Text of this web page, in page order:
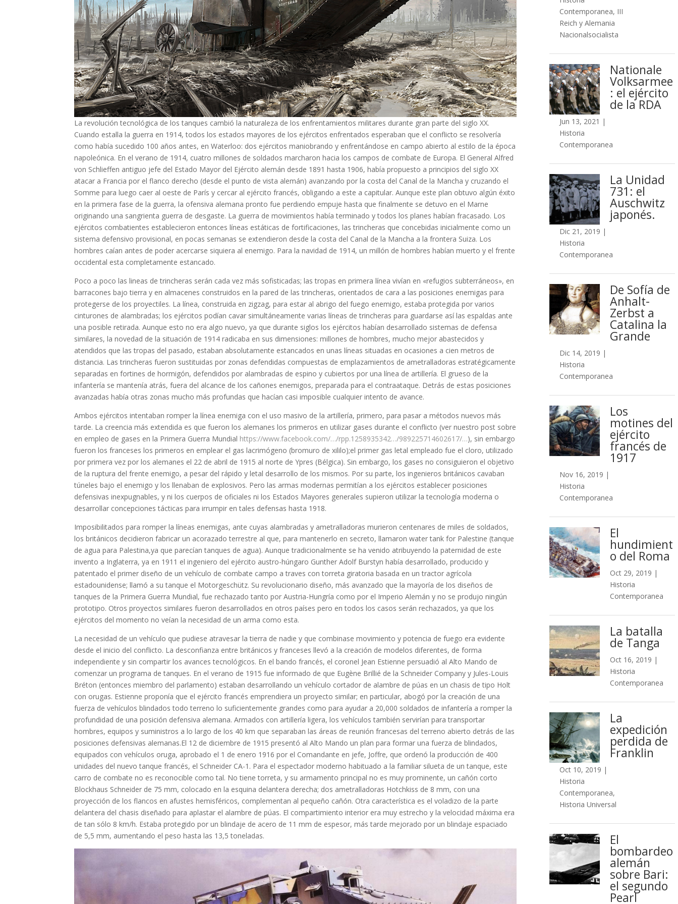
La revolución tecnológica de los tanques cambió la naturaleza de los enfrentamientos militares durante gran parte del siglo XX.
Cuando estalla la guerra en 1914, todos los estados mayores de los ejércitos enfrentados esperaban que el conflicto se resolvería
como había sucedido 100 años antes, en Waterloo: dos ejércitos maniobrando y enfrentándose en campo abierto al estilo de la época
napoleónica. En el verano de 1914, cuatro millones de soldados marcharon hacia los campos de combate de Europa. El General Alfred
von Schlieffen antiguo jefe del Estado Mayor del Ejército alemán desde 1891 hasta 1906, había propuesto a principios del siglo XX
atacar a Francia por el flanco derecho (desde el punto de vista alemán) avanzando por la costa del Canal de la Mancha y cruzando el
Somme para luego caer al oeste de París y cercar al ejército francés, obligando a este a capitular. Aunque este plan obtuvo algún éxito
en la primera fase de la guerra, la ofensiva alemana pronto fue perdiendo empuje hasta que finalmente se detuvo en el Marne
originando una sangrienta guerra de desgaste. La guerra de movimientos había terminado y todos los planes habían fracasado. Los
ejércitos combatientes establecieron entonces líneas estáticas de fortificaciones, las trincheras que concebidas inicialmente como un
sistema defensivo provisional, en pocas semanas se extendieron desde la costa del Canal de la Mancha a la frontera Suiza. Los
hombres caían antes de poder acercarse siquiera al enemigo. Para la navidad de 1914, un millón de hombres habían muerto y el frente
occidental esta completamente estancado.
Poco a poco las lineas de trincheras serán cada vez más sofisticadas; las tropas en primera línea vivían en «refugios subterráneos», en
barracones bajo tierra y en almacenes construidos en la pared de las trincheras, orientados de cara a las posiciones enemigas para
protegerse de los proyectiles. La línea, construida en zigzag, para estar al abrigo del fuego enemigo, estaba protegida por varios
cinturones de alambradas; los ejércitos podían cavar simultáneamente varias líneas de trincheras para guardarse así las espaldas ante
una posible retirada. Aunque esto no era algo nuevo, ya que durante siglos los ejércitos habían desarrollado sistemas de defensa
similares, la novedad de la situación de 1914 radicaba en sus dimensiones: millones de hombres, mucho mejor abastecidos y
atendidos que las tropas del pasado, estaban absolutamente estancados en unas líneas situadas en ocasiones a cien metros de
distancia. Las trincheras fueron sustituidas por zonas defendidas compuestas de emplazamientos de ametralladoras estratégicamente
separadas en fortines de hormigón, defendidos por alambradas de espino y cubiertos por una línea de artillería. El grueso de la
infantería se mantenía atrás, fuera del alcance de los cañones enemigos, preparada para el contraataque. Detrás de estas posiciones
avanzadas había otras zonas mucho más profundas que hacían casi imposible cualquier intento de avance.
Ambos ejércitos intentaban romper la línea enemiga con el uso masivo de la artillería, primero, para pasar a métodos nuevos más
tarde. La creencia más extendida es que fueron los alemanes los primeros en utilizar gases durante el conflicto (ver nuestro post sobre
en empleo de gases en la Primera Guerra Mundial https://www.facebook.com/…/rpp.1258935342…/989225714602617/…), sin embargo
fueron los franceses los primeros en emplear el gas lacrimógeno (bromuro de xililo);el primer gas letal empleado fue el cloro, utilizado
por primera vez por los alemanes el 22 de abril de 1915 al norte de Ypres (Bélgica). Sin embargo, los gases no consiguieron el objetivo
de la ruptura del frente enemigo, a pesar del rápido y letal desarrollo de los mismos. Por su parte, los ingenieros británicos cavaban
túneles bajo el enemigo y los llenaban de explosivos. Pero las armas modernas permitían a los ejércitos establecer posiciones
defensivas inexpugnables, y ni los cuerpos de oficiales ni los Estados Mayores generales supieron utilizar la tecnología moderna o
desarrollar concepciones tácticas para irrumpir en tales defensas hasta 1918.
Imposibilitados para romper la líneas enemigas, ante cuyas alambradas y ametralladoras murieron centenares de miles de soldados,
los británicos decidieron fabricar un acorazado terrestre al que, para mantenerlo en secreto, llamaron water tank for Palestine (tanque
de agua para Palestina,ya que parecían tanques de agua). Aunque tradicionalmente se ha venido atribuyendo la paternidad de este
invento a Inglaterra, ya en 1911 el ingeniero del ejército austro-húngaro Gunther Adolf Burstyn había desarrollado, producido y
patentado el primer diseño de un vehículo de combate campo a traves con torreta giratoria basada en un tractor agrícola
estadounidense; llamó a su tanque el Motorgeschütz. Su revolucionario diseño, más avanzado que la mayoría de los diseños de
tanques de la Primera Guerra Mundial, fue rechazado tanto por Austria-Hungría como por el Imperio Alemán y no se produjo ningún
prototipo. Otros proyectos similares fueron desarrollados en otros países pero en todos los casos serán rechazados, ya que los
ejércitos del momento no veían la necesidad de un arma como esta.
La necesidad de un vehículo que pudiese atravesar la tierra de nadie y que combinase movimiento y potencia de fuego era evidente
desde el inicio del conflicto. La desconfianza entre británicos y franceses llevó a la creación de modelos diferentes, de forma
independiente y sin compartir los avances tecnológicos. En el bando francés, el coronel Jean Estienne persuadió al Alto Mando de
comenzar un programa de tanques. En el verano de 1915 fue informado de que Eugène Brillié de la Schneider Company y Jules-Louis
Bréton (entonces miembro del parlamento) estaban desarrollando un vehículo cortador de alambre de púas en un chasis de tipo Holt
con orugas. Estienne proponía que el ejército francés emprendiera un proyecto similar; en particular, abogó por la creación de una
fuerza de vehículos blindados todo terreno lo suficientemente grandes como para ayudar a 20,000 soldados de infantería a romper la
profundidad de una posición defensiva alemana. Armados con artillería ligera, los vehículos también servirían para transportar
hombres, equipos y suministros a lo largo de los 40 km que separaban las áreas de reunión francesas del terreno abierto detrás de las
posiciones defensivas alemanas.El 12 de diciembre de 1915 presentó al Alto Mando un plan para formar una fuerza de blindados,
equipados con vehículos oruga, aprobado el 1 de enero 1916 por el Comandante en jefe, Joffre, que ordenó la producción de 400
unidades del nuevo tanque francés, el Schneider CA-1. Para el espectador moderno habituado a la familiar silueta de un tanque, este
carro de combate no es reconocible como tal. No tiene torreta, y su armamento principal no es muy prominente, un cañón corto
Blockhaus Schneider de 75 mm, colocado en la esquina delantera derecha; dos ametralladoras Hotchkiss de 8 mm, con una
proyección de los flancos en afustes hemisféricos, complementan al pequeño cañón. Otra característica es el voladizo de la parte
delantera del chasis diseñado para aplastar el alambre de púas. El compartimiento interior era muy estrecho y la velocidad máxima era
de tan sólo 8 km/h. Estaba protegido por un blindaje de acero de 11 mm de espesor, más tarde mejorado por un blindaje espaciado
de 5,5 mm, aumentando el peso hasta las 13,5 toneladas.
Contemporanea, III
Reich y Alemania
Nacionalsocialista
Nationale
Volksarmee
: el ejército
de la RDA
Jun 13, 2021 |
Historia
Contemporanea
La Unidad
731: el
Auschwitz
japonés.
Dic 21, 2019 |
Historia
Contemporanea
De Sofía de
Anhalt-
Zerbst a
Catalina la
Grande
Dic 14, 2019 |
Historia
Contemporanea
Los
motines del
ejército
francés de
1917
Nov 16, 2019 |
Historia
Contemporanea
El
hundimient
o del Roma
Oct 29, 2019 |
Historia
Contemporanea
La batalla
de Tanga
Oct 16, 2019 |
Historia
Contemporanea
La
expedición
perdida de
Franklin
Oct 10, 2019 |
Historia
Contemporanea,
Historia Universal
El
bombardeo
alemán
sobre Bari:
el segundo
Pearl